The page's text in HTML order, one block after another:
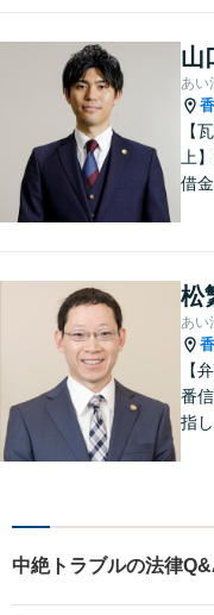
見
幸
だ
山
あい
【
上
借
皆
索
相
松
あい
【
番
指
中絶トラブルの法律